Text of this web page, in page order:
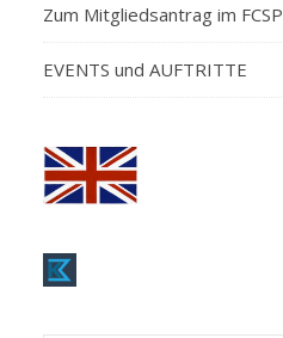
Zum Mitgliedsantrag im FCSP
EVENTS und AUFTRITTE